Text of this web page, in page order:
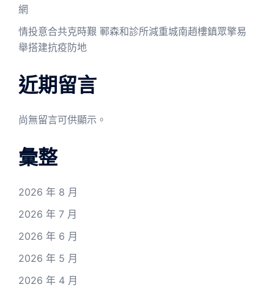
網
情投意合共克時艱 鄆森和診所減重城南趙樓鎮眾擎易
舉搭建抗疫防地
近期留言
尚無留言可供顯示。
彙整
2026 年 8 月
2026 年 7 月
2026 年 6 月
2026 年 5 月
2026 年 4 月